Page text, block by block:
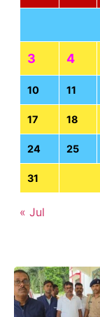
3 4
10 11
17 18
24 25
31
« Jul